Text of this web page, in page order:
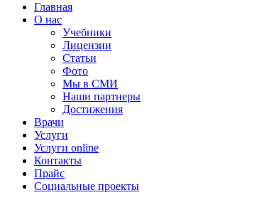
Главная
О нас
Учебники
Лицензии
Статьи
Фото
Мы в СМИ
Наши партнеры
Достижения
Врачи
Услуги
Услуги online
Контакты
Прайс
Социальные проекты